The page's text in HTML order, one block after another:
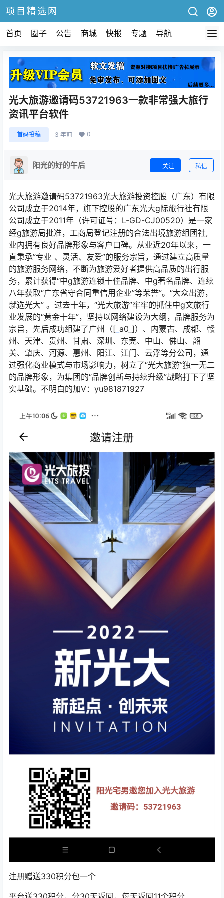
项目精选网
首页 圈子 公告 商城 快报 专题 导航
光大旅游邀请码53721963一款非常强大旅行
资讯平台软件
首码投稿 3 年前 0
阳光的好的午后 关注 私信
光大旅游邀请码53721963光大旅游投资控股（广东）有限
公司成立于2014年，旗下控股的广东光大g际旅行社有限
公司成立于2011年（许可证号：L-GD-CJ00520）是一家
经g旅游局批准，工商局登记注册的合法出境旅游组团社,
业内拥有良好品牌形象与客户口碑。从业近20年以来，一
直秉承”专业 、灵活、友爱”的服务宗旨，通过建立高质量
的旅游服务网络，不断为旅游爱好者提供高品质的出行服
务，累计获得“中g旅游连锁十佳品牌、中g著名品牌、连续
八年获取“广东省守合同重信用企业”等荣誉”。“大众出游，
就选光大” 。过去十年，“光大旅游”牢牢的抓住中g文旅行
业发展的“黄金十年”，坚持以网络建设为大纲，品牌服务为
宗旨，先后成功组建了广州（[ a0_]）、内蒙古、成都、赣
州、天津、贵州、甘肃、深圳、东莞、中山、佛山、韶
关、肇庆、河源、惠州、阳江、江门、云浮等分公司，通
过强化商业模式与市场影响力，树立了“光大旅游”独一无二
的品牌形象，为集团的“品牌创新与持续升级”战略打下了坚
实基础。不明白的加V：yu981871927
注册赠送330积分包一个